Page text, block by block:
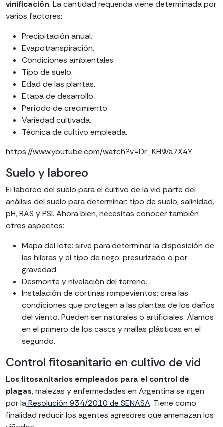
vinificación. La cantidad requerida viene determinada por
varios factores:
Precipitación anual.
Evapotranspiración.
Condiciones ambientales
Tipo de suelo.
Edad de las plantas.
Etapa de desarrollo.
Período de crecimiento.
Variedad cultivada.
Técnica de cultivo empleada.
https://www.youtube.com/watch?v=Dr_KHWa7X4Y
Suelo y laboreo
El laboreo del suelo para el cultivo de la vid parte del
análisis del suelo para determinar: tipo de suelo, salinidad,
pH, RAS y PSI. Ahora bien, necesitas conocer también
otros aspectos:
Mapa del lote: sirve para determinar la disposición de
las hileras y el tipo de riego: presurizado o por
gravedad.
Desmonte y nivelación del terreno.
Instalación de cortinas rompevientos: crea las
condiciones que protegen a las plantas de los daños
del viento. Pueden ser naturales o artificiales. Álamos
en el primero de los casos y mallas plásticas en el
segundo.
Control fitosanitario en cultivo de vid
Los fitosanitarios empleados para el control de
plagas, malezas y enfermedades en Argentina se rigen
por laResolución 934/2010 de SENASA. Tiene como
finalidad reducir los agentes agresores que amenazan los